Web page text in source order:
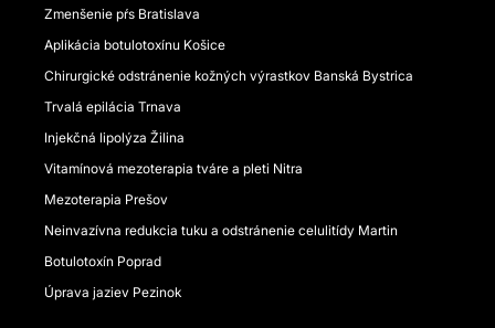
Zmenšenie pŕs Bratislava
Aplikácia botulotoxínu Košice
Chirurgické odstránenie kožných výrastkov Banská Bystrica
Trvalá epilácia Trnava
Injekčná lipolýza Žilina
Vitamínová mezoterapia tváre a pleti Nitra
Mezoterapia Prešov
Neinvazívna redukcia tuku a odstránenie celulitídy Martin
Botulotoxín Poprad
Úprava jaziev Pezinok